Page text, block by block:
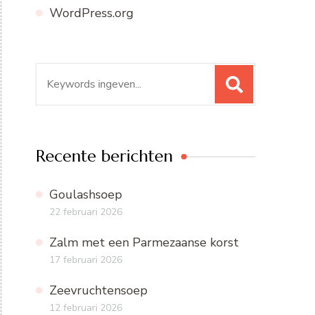
WordPress.org
naar:
Recente berichten
Goulashsoep
22 februari 2026
Zalm met een Parmezaanse korst
17 februari 2026
Zeevruchtensoep
12 februari 2026